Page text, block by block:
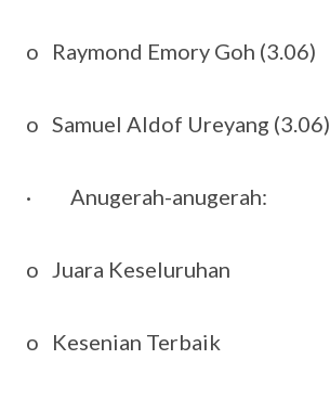
o Raymond Emory Goh (3.06)
o Samuel Aldof Ureyang (3.06)
· Anugerah-anugerah:
o Juara Keseluruhan
o Kesenian Terbaik